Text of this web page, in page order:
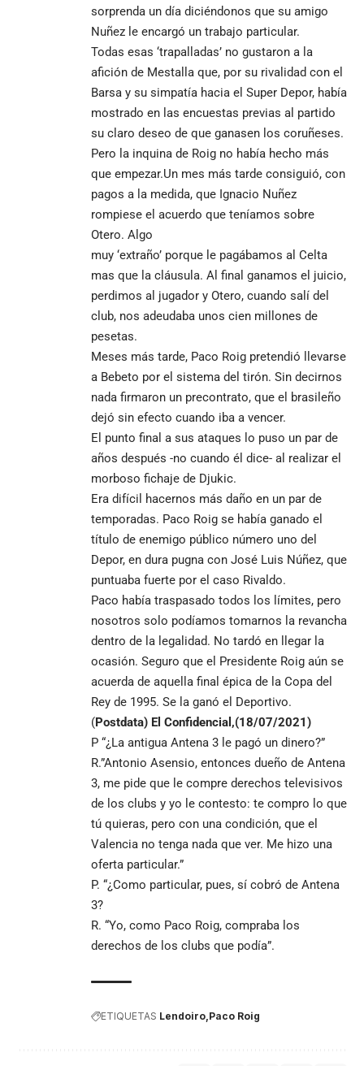
sorprenda un día diciéndonos que su amigo
Nuñez le encargó un trabajo particular.
Todas esas ‘trapalladas’ no gustaron a la
afición de Mestalla que, por su rivalidad con el
Barsa y su simpatía hacia el Super Depor, había
mostrado en las encuestas previas al partido
su claro deseo de que ganasen los coruñeses.
Pero la inquina de Roig no había hecho más
que empezar.Un mes más tarde consiguió, con
pagos a la medida, que Ignacio Nuñez
rompiese el acuerdo que teníamos sobre
Otero. Algo
muy ‘extraño’ porque le pagábamos al Celta
mas que la cláusula. Al final ganamos el juicio,
perdimos al jugador y Otero, cuando salí del
club, nos adeudaba unos cien millones de
pesetas.
Meses más tarde, Paco Roig pretendió llevarse
a Bebeto por el sistema del tirón. Sin decirnos
nada firmaron un precontrato, que el brasileño
dejó sin efecto cuando iba a vencer.
El punto final a sus ataques lo puso un par de
años después -no cuando él dice- al realizar el
morboso fichaje de Djukic.
Era difícil hacernos más daño en un par de
temporadas. Paco Roig se había ganado el
título de enemigo público número uno del
Depor, en dura pugna con José Luis Núñez, que
puntuaba fuerte por el caso Rivaldo.
Paco había traspasado todos los límites, pero
nosotros solo podíamos tomarnos la revancha
dentro de la legalidad. No tardó en llegar la
ocasión. Seguro que el Presidente Roig aún se
acuerda de aquella final épica de la Copa del
Rey de 1995. Se la ganó el Deportivo.
(Postdata) El Confidencial,(18/07/2021)
P “¿La antigua Antena 3 le pagó un dinero?”
R.”Antonio Asensio, entonces dueño de Antena
3, me pide que le compre derechos televisivos
de los clubs y yo le contesto: te compro lo que
tú quieras, pero con una condición, que el
Valencia no tenga nada que ver. Me hizo una
oferta particular.”
P. “¿Como particular, pues, sí cobró de Antena
3?
R. “Yo, como Paco Roig, compraba los
derechos de los clubs que podía”.
ETIQUETAS Lendoiro Paco Roig